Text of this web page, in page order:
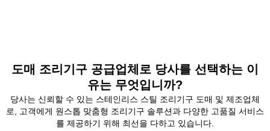
도매 조리기구 공급업체로 당사를 선택하는 이
유는 무엇입니까?
당사는 신뢰할 수 있는 스테인리스 스틸 조리기구 도매 및 제조업체
로, 고객에게 원스톱 맞춤형 조리기구 솔루션과 다양한 고품질 서비스
를 제공하기 위해 최선을 다하고 있습니다.